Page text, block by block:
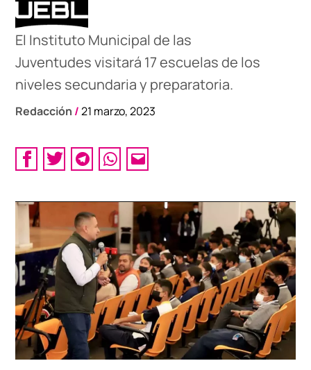
El Instituto Municipal de las
Juventudes visitará 17 escuelas de los
niveles secundaria y preparatoria.
Redacción / 21 marzo, 2023